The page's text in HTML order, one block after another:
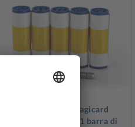
Kit rulli di pulizia Magicard
300/600/E+ (5 rulli, 1 barra di